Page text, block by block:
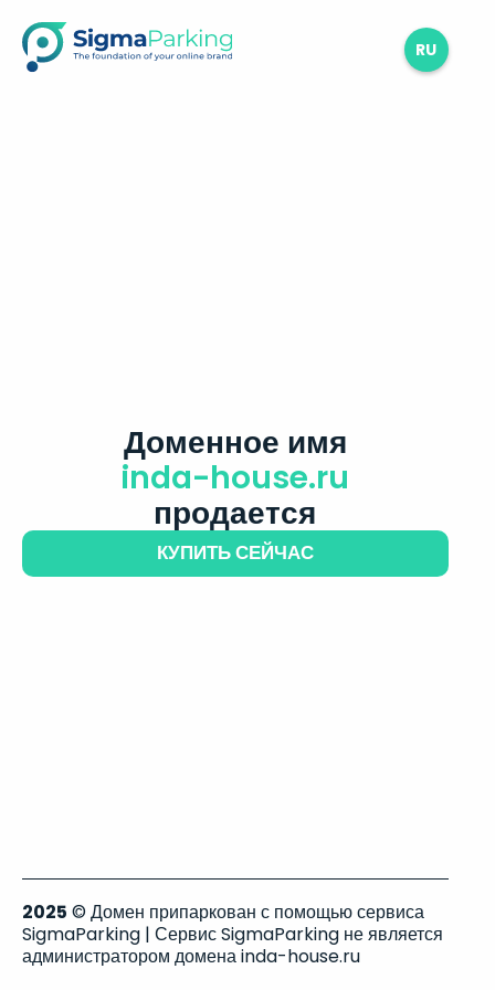
RU
Доменное имя
inda-house.ru
продается
КУПИТЬ СЕЙЧАС
2025 © Домен припаркован с помощью сервиса
SigmaParking | Сервис SigmaParking не является
администратором домена inda-house.ru